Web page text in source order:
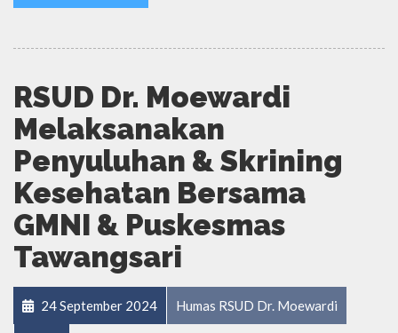
RSUD Dr. Moewardi
Melaksanakan
Penyuluhan & Skrining
Kesehatan Bersama
GMNI & Puskesmas
Tawangsari
24 September 2024 Humas RSUD Dr. Moewardi